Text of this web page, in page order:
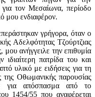
τον Μεσαίωνα, περίοδο
μου ενδιαφέρον.
γρήγορα, όταν ο
Αδελφότητας Τζούρτζιας
ανήγγειλε την επιθυμία
πατρίδα του και
υλικό με ειδήσεις για τη
της Οθωμανικής παρουσίας
για απόσπασμα από το
1454/55 που αναφέρεται